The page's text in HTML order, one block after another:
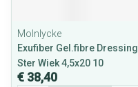
Molnlycke
Exufiber Gel.fibre Dressing
Ster Wiek 4,5x20 10
€ 38,40